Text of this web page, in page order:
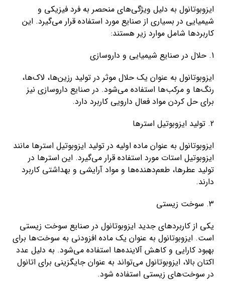
ایزوبوتانول به دلیل ویژگی‌های منحصر به فرد فیزیکی و
شیمیایی در بسیاری از صنایع مورد استفاده قرار می‌گیرد. این
کاربردها شامل موارد زیر هستند:
1. حلال در صنایع شیمیایی و داروسازی
ایزوبوتانول به عنوان یک حلال موثر در تولید رزین‌ها، لاک‌ها،
رنگ‌ها و مرکب‌ها استفاده می‌شود. در صنایع داروسازی نیز
برای حل کردن مواد فعال دارویی کاربرد دارد.
2. تولید ایزوبوتیل استرها
ایزوبوتانول به عنوان ماده اولیه در تولید ایزوبوتیل استرها مانند
ایزوبوتیل استات مورد استفاده قرار می‌گیرد. این استرها در
تولید عطرها، طعم‌دهنده‌ها و مواد آرایشی و بهداشتی کاربرد
دارند.
3. سوخت زیستی
یکی از کاربردهای جدید ایزوبوتانول در صنایع سوخت زیستی
است. ایزوبوتانول به عنوان یک ماده افزودنی به سوخت‌ها برای
بهبود کارایی و کاهش آلاینده‌ها استفاده می‌شود. به دلیل عدد
اکتان بالا، ایزوبوتانول می‌تواند به عنوان جایگزینی برای اتانول
در سوخت‌های زیستی استفاده شود.